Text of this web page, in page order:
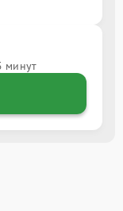
минут